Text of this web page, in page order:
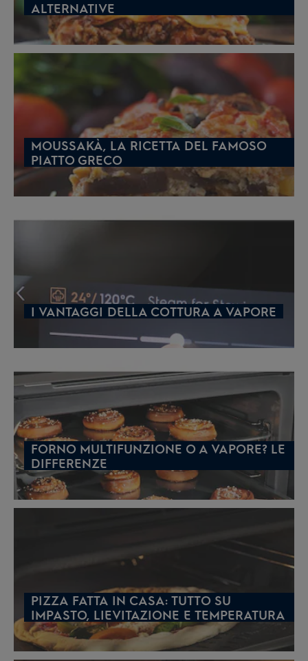
ALTERNATIVE
MOUSSAKÀ, LA RICETTA DEL FAMOSO
PIATTO GRECO
I VANTAGGI DELLA COTTURA A VAPORE
FORNO MULTIFUNZIONE O A VAPORE? LE
DIFFERENZE
PIZZA FATTA IN CASA: TUTTO SU
IMPASTO, LIEVITAZIONE E TEMPERATURA